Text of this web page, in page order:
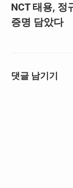
NCT 태용, 정
증명 담았다
댓글 남기기